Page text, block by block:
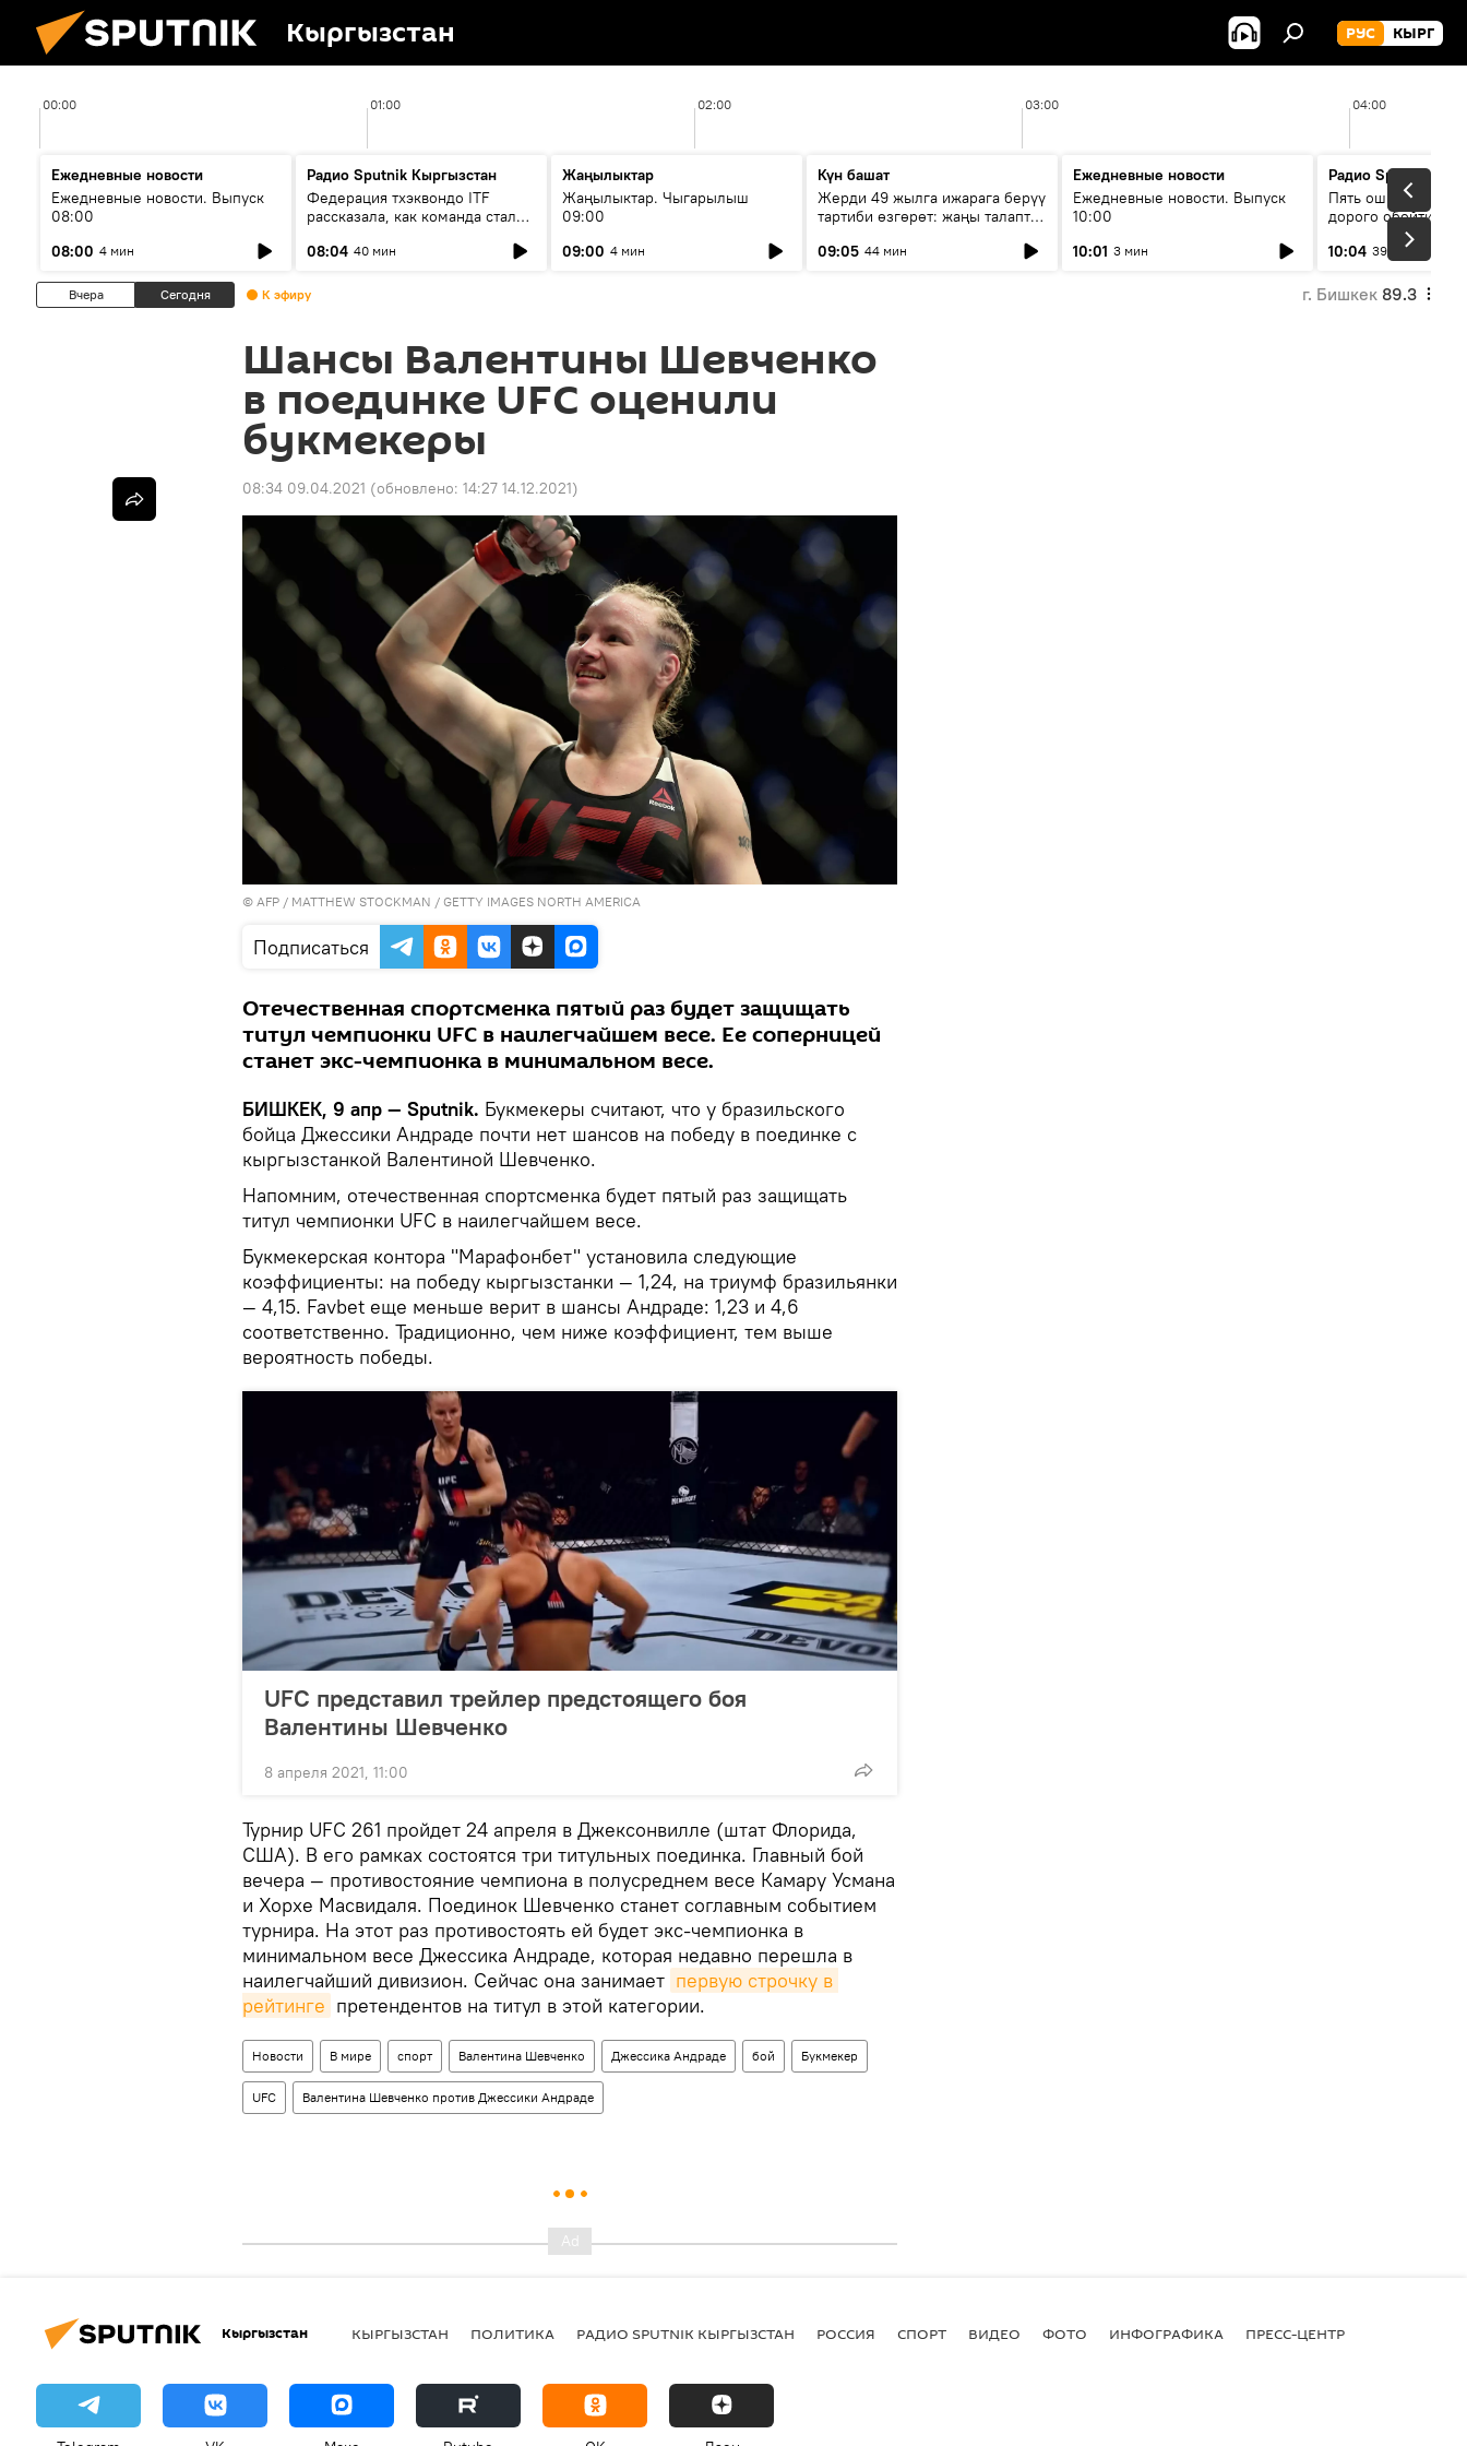
Кыргызстан РУС КЫРГ
00:00 01:00 02:00 03:00 04:00
Ежедневные новости
Ежедневные новости. Выпуск
08:00
08:00 4 мин
Радио Sputnik Кыргызстан
Федерация тхэквондо ITF
рассказала, как команда стала
08:04 40 мин
Жаңылыктар
Жаңылыктар. Чыгарылыш
09:00
09:00 4 мин
Күн башат
Жерди 49 жылга ижарага берүү
тартиби өзгөрөт: жаңы талаптар
09:05 44 мин
Ежедневные новости
Ежедневные новости. Выпуск
10:00
10:01 3 мин
Радио Sputnik
Пять ошибок
дорого обойтись
10:04 39 мин
Вчера Сегодня К эфиру г. Бишкек 89.3
Шансы Валентины Шевченко
в поединке UFC оценили
букмекеры
08:34 09.04.2021 (обновлено: 14:27 14.12.2021)
© AFP / MATTHEW STOCKMAN / GETTY IMAGES NORTH AMERICA
Подписаться
Отечественная спортсменка пятый раз будет защищать
титул чемпионки UFC в наилегчайшем весе. Ее соперницей
станет экс-чемпионка в минимальном весе.
БИШКЕК, 9 апр — Sputnik. Букмекеры считают, что у бразильского
бойца Джессики Андраде почти нет шансов на победу в поединке с
кыргызстанкой Валентиной Шевченко.
Напомним, отечественная спортсменка будет пятый раз защищать
титул чемпионки UFC в наилегчайшем весе.
Букмекерская контора "Марафонбет" установила следующие
коэффициенты: на победу кыргызстанки — 1,24, на триумф бразильянки
— 4,15. Favbet еще меньше верит в шансы Андраде: 1,23 и 4,6
соответственно. Традиционно, чем ниже коэффициент, тем выше
вероятность победы.
UFC представил трейлер предстоящего боя
Валентины Шевченко
8 апреля 2021, 11:00
Турнир UFC 261 пройдет 24 апреля в Джексонвилле (штат Флорида,
США). В его рамках состоятся три титульных поединка. Главный бой
вечера — противостояние чемпиона в полусреднем весе Камару Усмана
и Хорхе Масвидаля. Поединок Шевченко станет соглавным событием
турнира. На этот раз противостоять ей будет экс-чемпионка в
минимальном весе Джессика Андраде, которая недавно перешла в
наилегчайший дивизион. Сейчас она занимает первую строчку в
рейтинге претендентов на титул в этой категории.
Новости В мире спорт Валентина Шевченко Джессика Андраде бой Букмекер
UFC Валентина Шевченко против Джессики Андраде
Кыргызстан КЫРГЫЗСТАН ПОЛИТИКА РАДИО SPUTNIK КЫРГЫЗСТАН РОССИЯ СПОРТ ВИДЕО ФОТО ИНФОГРАФИКА ПРЕСС-ЦЕНТР